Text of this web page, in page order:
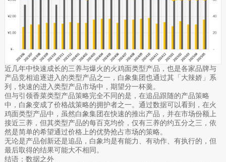
近几年中快速成长的三养与爆火的火鸡面类型产品，也是各家品牌与
产品竞相追逐进入的类型产品之一，白象集团也通过其「大辣娇」系
列，快速的进入类型产品市场中，期望分一杯羹。
但与引领香菜类型产品策略完全不同的是，在追品跟随的产品策略
中，白象变成了价格战策略的拥护者之一。通过数据可以看到，在火
鸡面类型产品中，虽然白象集团在快速的推出产品，并在市场份额上
接近三养，但其类型产品的每百克均价，仅有三养的约五分之三，依
然是简单的希望通过价格上的优势抢占市场的策略。
无论是产品创新还是追品，白象均是有能力、有动作、有执行的，但
最后取得的结果可能大不相同。
结语：数据之外